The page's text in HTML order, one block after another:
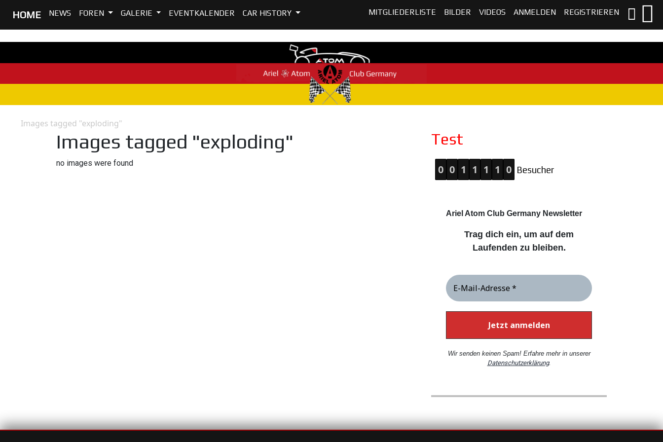
HOME NEWS FOREN GALERIE EVENTKALENDER CAR HISTORY MITGLIEDERLISTE BILDER VIDEOS ANMELDEN REGISTRIEREN
Images tagged "exploding"
Images tagged "exploding"
no images were found
Test
0 0 1 1 1 1 0 Besucher
Ariel Atom Club Germany Newsletter
Trag dich ein, um auf dem
Laufenden zu bleiben.
Wir senden keinen Spam! Erfahre mehr in unserer
Datenschutzerklärung.